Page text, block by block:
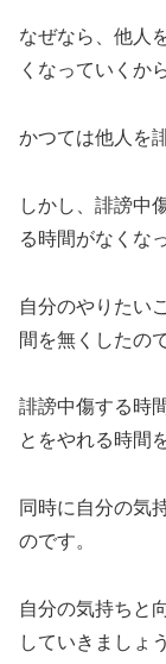
なぜなら、他人
くなっていくか
かつては他人を
しかし、誹謗中
る時間がなくな
自分のやりたい
間を無くしたの
誹謗中傷する時
とをやれる時間
同時に自分の気
のです。
自分の気持ちと
していきましょう